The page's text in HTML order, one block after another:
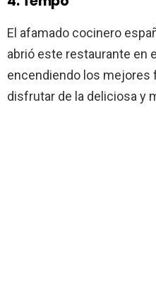
El afamado cocinero
abrió este restaurante en
encendiendo los mejores
disfrutar de la deliciosa y